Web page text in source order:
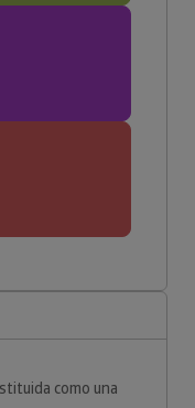
como una